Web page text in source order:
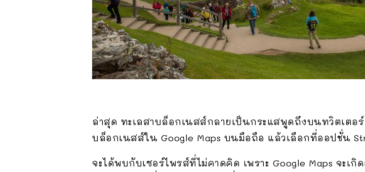
ล่าสุด ทะเลสาบล็อกเนสส์กลายเป็นกระแสพูดถึงบนทวิตเตอร์
บล็อกเนสส์ใน Google Maps บนมือถือ แล้วเลือกที่ออปชั่น
จะได้พบกับเซอร์ไพรส์ที่ไม่คาดคิด เพราะ Google Maps จะ